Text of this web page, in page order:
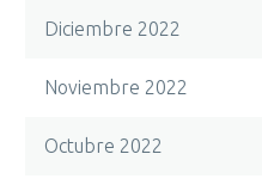
Diciembre 2022
Noviembre 2022
Octubre 2022